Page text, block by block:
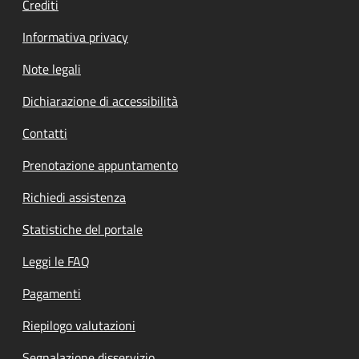
Crediti
Informativa privacy
Note legali
Dichiarazione di accessibilità
Contatti
Prenotazione appuntamento
Richiedi assistenza
Statistiche del portale
Leggi le FAQ
Pagamenti
Riepilogo valutazioni